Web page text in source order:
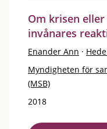
Om krisen
invånares
Enander Ann ·
Myndigheten för
(MSB)
2018